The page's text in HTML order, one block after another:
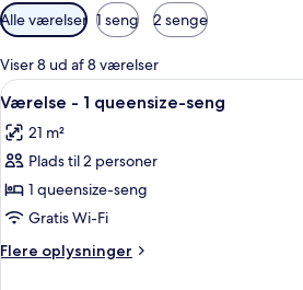
Tilgængelige
filtre
for
værelser
Alle værelser 1 seng 2 senge
Viser 8 ud af 8 værelser
Indlæs
alle
billeder
af
Værelse
-
1
queensize-
Et
7
Værelse - 1 queensize-seng
21 m²
Plads til 2 personer
1 queensize-seng
Gratis Wi-Fi
Flere oplysninger
Flere